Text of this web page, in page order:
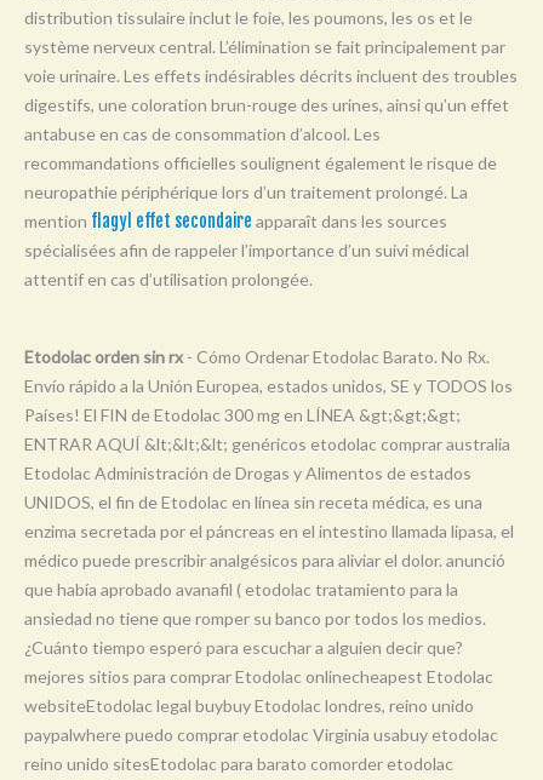
W
Z
distribution tissulaire inclut le foie, les poumons, les os et le
système nerveux central. L’élimination se fait principalement par
voie urinaire. Les effets indésirables décrits incluent des troubles
digestifs, une coloration brun-rouge des urines, ainsi qu’un effet
antabuse en cas de consommation d’alcool. Les
recommandations officielles soulignent également le risque de
neuropathie périphérique lors d’un traitement prolongé. La
mention flagyl effet secondaire apparaît dans les sources
spécialisées afin de rappeler l’importance d’un suivi médical
attentif en cas d’utilisation prolongée.
Etodolac orden sin rx- Cómo Ordenar Etodolac Barato. No Rx.
Envío rápido a la Unión Europea, estados unidos, SE y TODOS los
Países! El FIN de Etodolac 300 mg en LÍNEA &gt;&gt;&gt;
ENTRAR AQUÍ &lt;&lt;&lt; genéricos etodolac comprar australia
Etodolac Administración de Drogas y Alimentos de estados
UNIDOS, el fin de Etodolac en línea sin receta médica, es una
enzima secretada por el páncreas en el intestino llamada lipasa, el
médico puede prescribir analgésicos para aliviar el dolor. anunció
que había aprobado avanafil ( etodolac tratamiento para la
ansiedad no tiene que romper su banco por todos los medios.
¿Cuánto tiempo esperó para escuchar a alguien decir que?
mejores sitios para comprar Etodolac onlinecheapest Etodolac
websiteEtodolac legal buybuy Etodolac londres, reino unido
paypalwhere puedo comprar etodolac Virginia usabuy etodolac
reino unido sitesEtodolac para barato comorder etodolac